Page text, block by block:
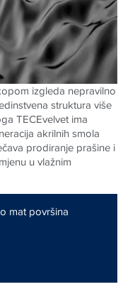
izgleda nepravilno
struktura više
TECEvelvet ima
akrilnih smola
prodiranje prašine i
u vlažnim
mat površina